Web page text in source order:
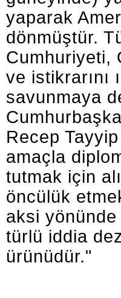
yaparak
dönmüştür.
Cumhuriyeti,
ve istikrarını
savunmaya
Recep
amaçla
tutmak için
öncülük
aksi
türlü iddia
ürünüdür."